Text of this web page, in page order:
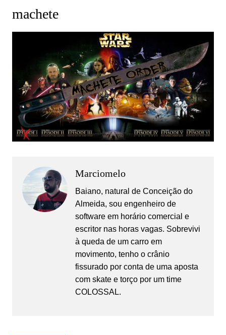
machete
Marciomelo
Baiano, natural de Conceição do
Almeida, sou engenheiro de
software em horário comercial e
escritor nas horas vagas. Sobrevivi
à queda de um carro em
movimento, tenho o crânio
fissurado por conta de uma aposta
com skate e torço por um time
COLOSSAL.